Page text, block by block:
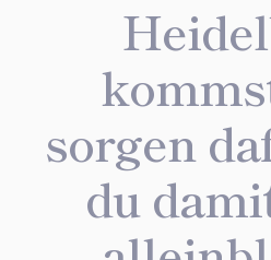
sorgen
du
Du
DAS WAR